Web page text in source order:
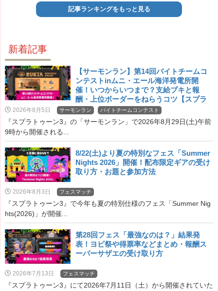
記事ランキングをもっと見る
新着記事
【サーモンラン】第14回バイトチームコ
ンテストinムニ・エール海洋発電所開
催！いつからいつまで？支給ブキと報
酬・上位ボーダーをねらうコツ【スプラ
3・バチコン】
2026年8月5日 サーモンラン バイトチームコンテスト
『スプラトゥーン3』の「サーモンラン」で2026年8月29日(土)午前
9時から開催される...
8/22(土)より夏の特別なフェス「Summer
Nights 2026」開催！配布限定ギアの受け
取り方・お題と参加方法
2026年8月3日 フェスマッチ
『スプラトゥーン3』で今年も夏の特別仕様のフェス「Summer Nig
hts(2026)」が開催...
第28回フェス「最強なのは？」結果発
表！ヨビ祭や得票率などまとめ・報酬ス
ーパーサザエの受け取り方
2026年7月13日 フェスマッチ
『スプラトゥーン3』にて2026年7月11日（土）から開催されていた